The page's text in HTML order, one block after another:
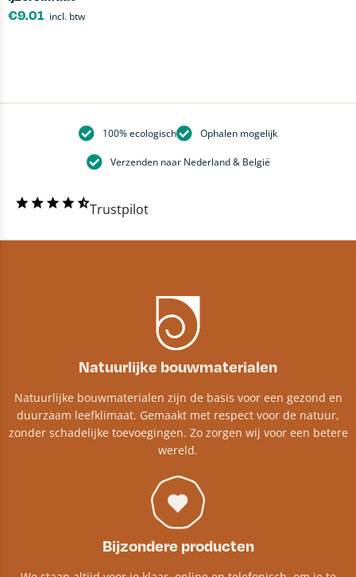
€9.01 incl. btw
100% ecologisch Ophalen mogelijk
Verzenden naar Nederland & België
Trustpilot
Natuurlijke bouwmaterialen
Natuurlijke bouwmaterialen zijn de basis voor een gezond en
duurzaam leefklimaat. Gemaakt met respect voor de natuur,
zonder schadelijke toevoegingen. Zo zorgen wij voor een betere
wereld.
Bijzondere producten